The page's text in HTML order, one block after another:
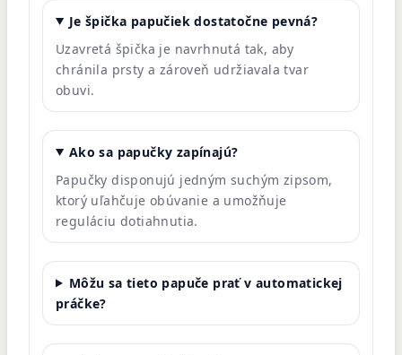
Je špička papučiek dostatočne pevná?
Uzavretá špička je navrhnutá tak, aby
chránila prsty a zároveň udržiavala tvar
obuvi.
Ako sa papučky zapínajú?
Papučky disponujú jedným suchým zipsom,
ktorý uľahčuje obúvanie a umožňuje
reguláciu dotiahnutia.
Môžu sa tieto papuče prať v automatickej
práčke?